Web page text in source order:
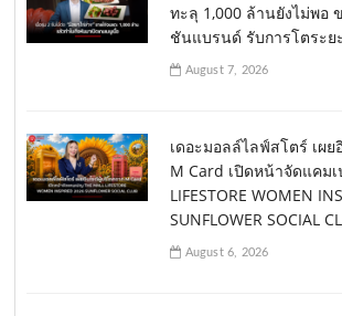
ทะลุ 1,000 ล้านยังไม่พอ
ชันแบรนด์ รับการโตระย
August 7, 2026
เดอะมอลล์ไลฟ์สโตร์ เผ
M Card เปิดหน้าจัดแคมเ
LIFESTORE WOMEN
SUNFLOWER SOCIAL
August 6, 2026